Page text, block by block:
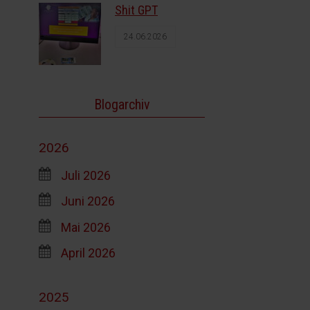
Shit GPT
24.06.2026
Blogarchiv
2026
Juli 2026
Juni 2026
Mai 2026
April 2026
2025